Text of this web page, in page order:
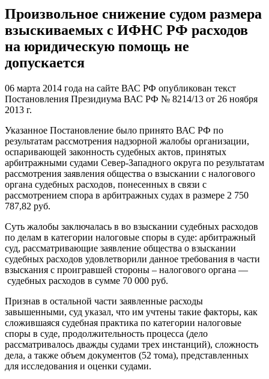
Произвольное снижение судом размера
взыскиваемых с ИФНС РФ расходов
на юридическую помощь не
допускается
06 марта 2014 года на сайте ВАС РФ опубликован текст
Постановления Президиума ВАС РФ № 8214/13 от 26 ноября
2013 г.
Указанное Постановление было принято ВАС РФ по
результатам рассмотрения надзорной жалобы организации,
оспаривающей законность судебных актов, принятых
арбитражными судами Север-Западного округа по результатам
рассмотрения заявления общества о взыскании с налогового
органа судебных расходов, понесенных в связи с
рассмотрением спора в арбитражных судах в размере 2 750
787,82 руб.
Суть жалобы заключалась в во взыскании судебных расходов
по делам в категории налоговые споры в суде: арбитражный
суд, рассматривающие заявление общества о взыскании
судебных расходов удовлетворили данное требования в части
взыскания с проигравшей стороны – налогового органа —
судебных расходов в сумме 70 000 руб.
Признав в остальной части заявленные расходы
завышенными, суд указал, что им учтены такие факторы, как
сложившаяся судебная практика по категории налоговые
споры в суде, продолжительность процесса (дело
рассматривалось дважды судами трех инстанций), сложность
дела, а также объем документов (52 тома), представленных
для исследования и оценки судами.